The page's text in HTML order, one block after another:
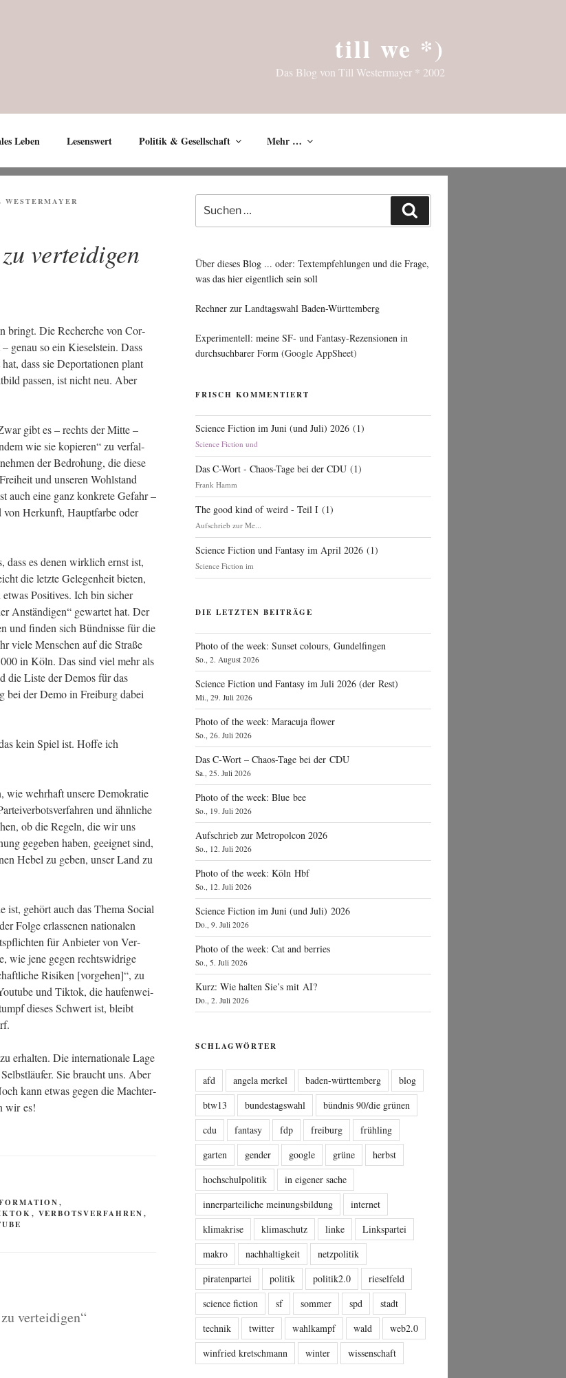
till we *)
Das Blog von Till Westermayer * 2002
Leben Lesenswert Politik & Gesellschaft Mehr …
verteidigen
bringt. Die Recher­che von Cor­
genau so ein Kie­sel­stein. Dass
dass sie Depor­ta­tio­nen plant
pas­sen, ist nicht neu. Aber
gibt es – rechts der Mit­te –
wie sie kopie­ren“ zu ver­fal­
der Bedro­hung, die die­se
und unse­ren Wohl­stand
auch eine ganz kon­kre­te Gefahr –
Her­kunft, Haupt­far­be oder
dass es denen wirk­lich ernst ist,
die letz­te Gele­gen­heit bie­ten,
Posi­ti­ves. Ich bin sicher
Anstän­di­gen“ gewar­tet hat. Der
und fin­den sich Bünd­nis­se für die
vie­le Men­schen auf die Stra­ße
in Köln. Das sind viel mehr als
die Lis­te der Demos für das
bei der Demo in Frei­burg dabei
kein Spiel ist. Hof­fe ich
wie wehr­haft unse­re Demo­kra­tie
und ähn­li­che
ob die Regeln, die wir uns
gege­ben haben, geeig­net sind,
Hebel zu geben, unser Land zu
ist, gehört auch das The­ma Social
Fol­ge erlas­se­nen natio­na­len
für Anbie­ter von Ver­
wie jene gegen rechts­wid­ri­ge
Risi­ken [vor­ge­hen]“, zu
und Tik­tok, die hau­fen­wei­
die­ses Schwert ist, bleibt
erhal­ten. Die inter­na­tio­na­le Lage
Sie braucht uns. Aber
kann etwas gegen die Macht­er­
wir es!
,
, VERBOTSVERFAHREN,
verteidigen“
nach:
Über dieses Blog ... oder: Textempfehlungen und die Frage,
was das hier eigentlich sein soll
Rechner zur Landtagswahl Baden-Württemberg
Experimentell: meine SF- und Fantasy-Rezensionen in
durchsuchbarer Form (Google AppSheet)
FRISCH KOMMENTIERT
Science Fiction im Juni (und Juli) 2026 (1)
Science Fiction und
Das C-Wort - Chaos-Tage bei der CDU (1)
Frank Hamm
The good kind of weird - Teil I (1)
Aufschrieb zur Me...
Science Fiction und Fantasy im April 2026 (1)
Science Fiction im
DIE LETZTEN BEITRÄGE
Photo of the week: Sunset colours, Gundelfingen
So., 2. August 2026
Science Fiction und Fantasy im Juli 2026 (der Rest)
Mi., 29. Juli 2026
Photo of the week: Maracuja flower
So., 26. Juli 2026
Das C‑Wort – Chaos-Tage bei der CDU
Sa., 25. Juli 2026
Photo of the week: Blue bee
So., 19. Juli 2026
Aufschrieb zur Metropolcon 2026
So., 12. Juli 2026
Photo of the week: Köln Hbf
So., 12. Juli 2026
Science Fiction im Juni (und Juli) 2026
Do., 9. Juli 2026
Photo of the week: Cat and berries
So., 5. Juli 2026
Kurz: Wie halten Sie’s mit AI?
Do., 2. Juli 2026
SCHLAGWÖRTER
afd angela merkel baden-württemberg
blog
btw13
bundestagswahl
bündnis 90/die grünen
cdu
fantasy fdp freiburg
frühling
garten
gender google grüne
herbst
hochschulpolitik
in eigener sache
innerparteiliche meinungsbildung
internet
klimakrise
klimaschutz linke
Linkspartei
makro
nachhaltigkeit
netzpolitik
piratenpartei
politik politik2.0
rieselfeld
science fiction
sf sommer spd
stadt
technik
twitter wahlkampf wald
web2.0
winfried kretschmann
winter wissenschaft